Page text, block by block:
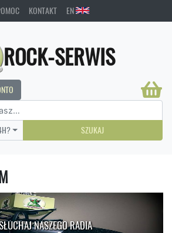
KONTAKT EN
ROCK-SERWIS
SZUKAJ
NASZEGO RADIA